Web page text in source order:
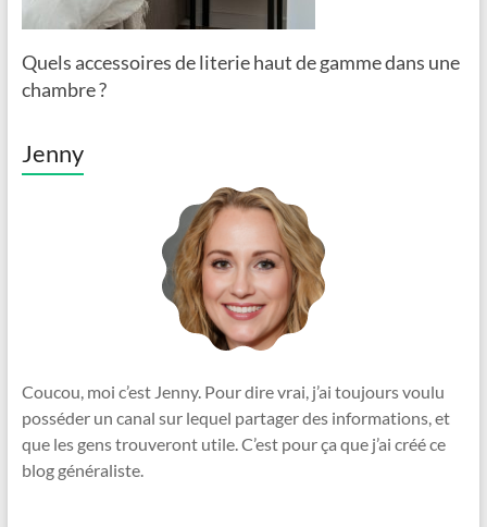
Quels accessoires de literie haut de gamme dans une
chambre ?
Jenny
Coucou, moi c’est Jenny. Pour dire vrai, j’ai toujours voulu
posséder un canal sur lequel partager des informations, et
que les gens trouveront utile. C’est pour ça que j’ai créé ce
blog généraliste.